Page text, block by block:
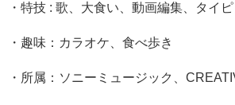
・特技 : 歌、大食い、動画編集、タイ
・趣味：カラオケ、食べ歩き
・所属：ソニーミュージック、